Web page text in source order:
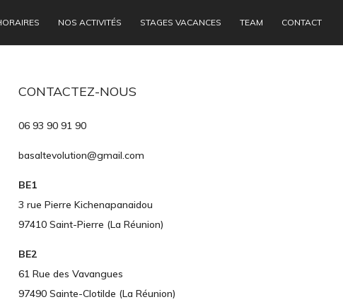
NOS ACTIVITÉS STAGES VACANCES TEAM CONTACT
CONTACTEZ-NOUS
06 93 90 91 90
basaltevolution@gmail.com
BE1
3 rue Pierre Kichenapanaidou
97410 Saint-Pierre (La Réunion)
BE2
61 Rue des Vavangues
97490 Sainte-Clotilde (La Réunion)